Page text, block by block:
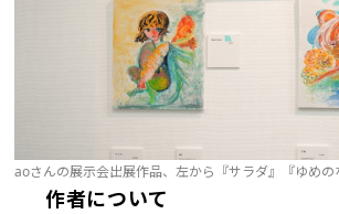
aoさんの展示会出展作品、左から『サラダ』『ゆめの
作者について